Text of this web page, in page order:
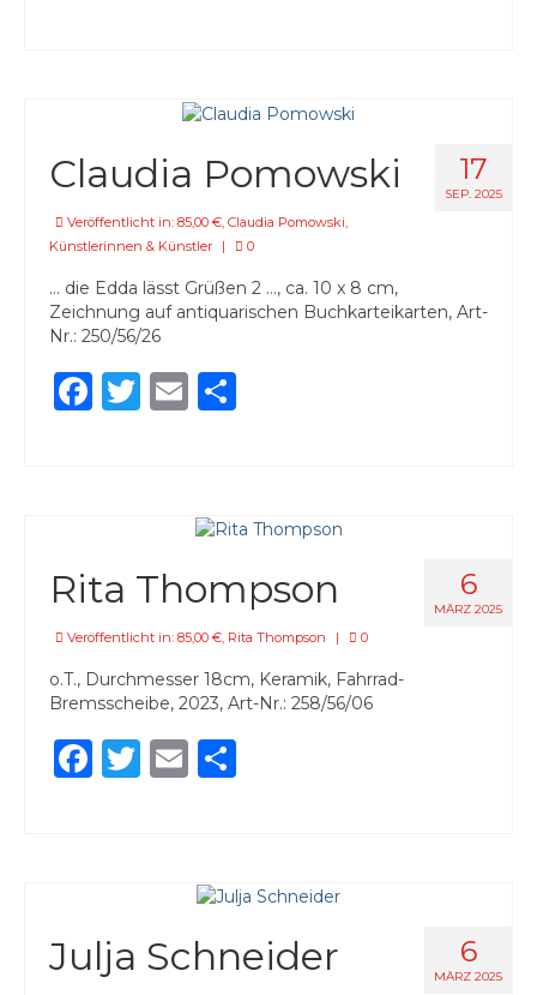
17
SEP. 2025
Claudia Pomowski
Veröffentlicht in: 85,00 € Claudia Pomowski
Künstlerinnen & Künstler
| 0
… die Edda lässt Grüßen 2 …, ca. 10 x 8 cm,
Zeichnung auf antiquarischen Buchkarteikarten, Art-
Nr.: 250/56/26
Facebook
Twitter
Email
6
MÄRZ 2025
Rita Thompson
Veröffentlicht in: 85,00 €, Rita Thompson | 0
o.T., Durchmesser 18cm, Keramik, Fahrrad-
Bremsscheibe, 2023, Art-Nr.: 258/56/06
Facebook
Twitter
Email
6
MÄRZ 2025
Julja Schneider